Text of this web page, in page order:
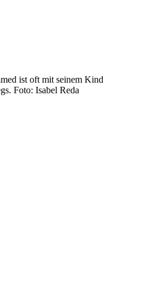
ist oft mit seinem Kind
Foto: Isabel Reda